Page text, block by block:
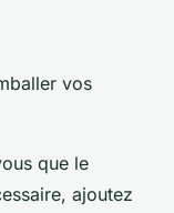
vos
que le
ajoutez